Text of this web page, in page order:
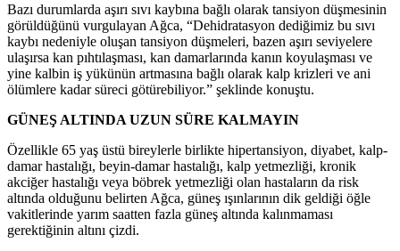
Bazı durumlarda aşırı sıvı kaybına bağlı olarak tansiyon düşmesinin
görüldüğünü vurgulayan Ağca, “Dehidratasyon dediğimiz bu sıvı
kaybı nedeniyle oluşan tansiyon düşmeleri, bazen aşırı seviyelere
ulaşırsa kan pıhtılaşması, kan damarlarında kanın koyulaşması ve
yine kalbin iş yükünün artmasına bağlı olarak kalp krizleri ve ani
ölümlere kadar süreci götürebiliyor.” şeklinde konuştu.
GÜNEŞ ALTINDA UZUN SÜRE KALMAYIN
Özellikle 65 yaş üstü bireylerle birlikte hipertansiyon, diyabet, kalp-
damar hastalığı, beyin-damar hastalığı, kalp yetmezliği, kronik
akciğer hastalığı veya böbrek yetmezliği olan hastaların da risk
altında olduğunu belirten Ağca, güneş ışınlarının dik geldiği öğle
vakitlerinde yarım saatten fazla güneş altında kalınmaması
gerektiğinin altını çizdi.